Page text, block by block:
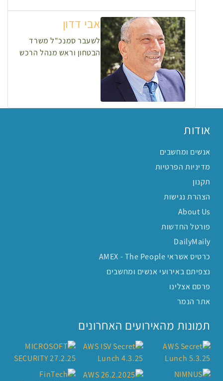
אבי דדון
לשעבר סמנכ"ל משרד
הבטחון וראש מנהל הרכש
אודות
אנשים ומחשבים
מדיניות הפרטיות
תקנון
הצהרת נגישות
About Us
פורטל החדשות
DailyMaily
כרטיס אשראי AMEX - The People
נצפיתם באירועי אנשים ומחשבים
פרסם אצלינו
אתר הנמר
תמונות מהאירועים האחרונים